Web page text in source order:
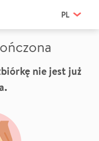
PL
nie jest już